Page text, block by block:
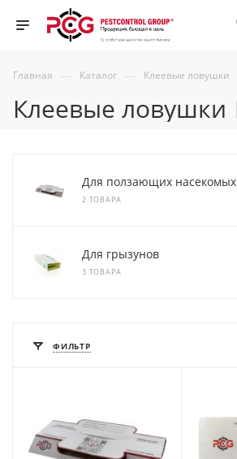
Главная — Каталог — Клеевые ловушки
Клеевые ловушки
Для ползающих насекомых
2 ТОВАРА
Для грызунов
3 ТОВАРА
ФИЛЬТР